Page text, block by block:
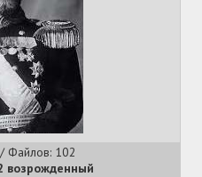
Ницше, но он прятал его за
очков
набирает новые обороты
популярно становится у
Z, как новый, наряду с
самовыражения
? Я нашёл мастера в своём
только не решил где делать
более мужественно
Файлов: 102
возрожденный